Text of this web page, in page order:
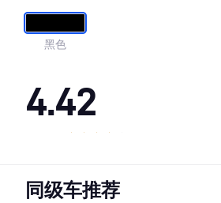
黑色
4.42
·内饰表现一般，低于56%同级车
·空间表现一般，低于99%同级车
同级车推荐